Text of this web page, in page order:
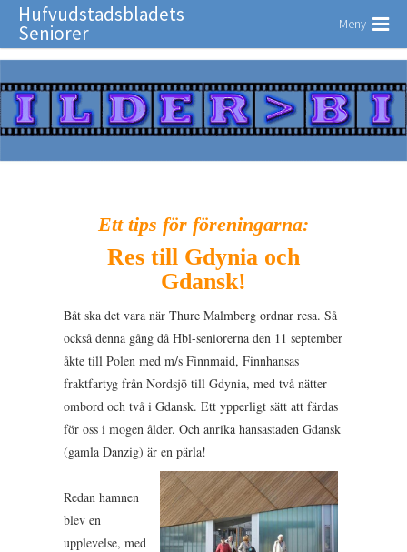
Hufvudstadsbladets
Seniorer Meny
Ett tips för föreningarna:
Res till Gdynia och
Gdansk!
Båt ska det vara när Thure Malmberg ordnar resa. Så
också denna gång då Hbl-seniorerna den 11 september
åkte till Polen med m/s Finnmaid, Finnhansas
fraktfartyg från Nordsjö till Gdynia, med två nätter
ombord och två i Gdansk. Ett ypperligt sätt att färdas
för oss i mogen ålder. Och anrika hansastaden Gdansk
(gamla Danzig) är en pärla!
Redan hamnen
blev en
upplevelse, med